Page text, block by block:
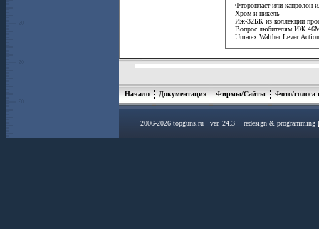
Фторопласт или капролон
Хром и никель
Иж-32БК из коллекции
Вопрос любителям ИЖ
Umarex Walther Lever
Начало Документация Фирмы/Сайты Фото/голоса
2006-2026 topguns.ru ver. 24.3 redesign & programming